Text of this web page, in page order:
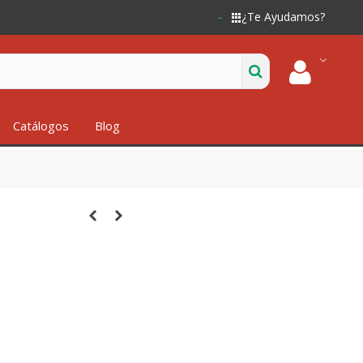
¿Te Ayudamos?
Catálogos Blog